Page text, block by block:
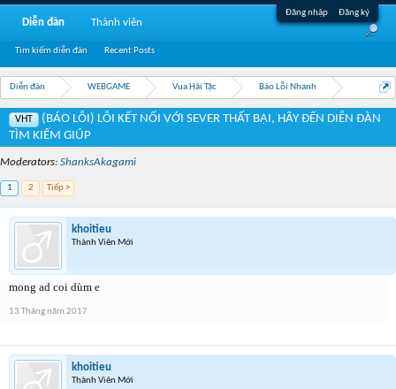
Đăng nhập Đăng ký
Diễn đàn WEBGAME Vua Hải Tặc Báo Lỗi Nhanh
VHT
(BÁO LỖI) LỖI KẾT NỐI VỚI SEVER THẤT BẠI, HÃY ĐẾN DIỄN ĐÀN
TÌM KIẾM GIÚP
Moderators: ShanksAkagami
1 2 Tiếp >
khoitieu
Thành Viên Mới
mong ad coi dùm e
13 Tháng năm 2017
khoitieu
Thành Viên Mới
Diễn đàn
Tìm kiếm diễn đàn Recent Posts
Thành viên